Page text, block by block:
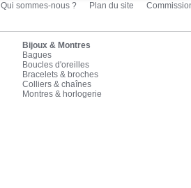
Qui sommes-nous ? Plan du site
Bijoux & Montres
Bagues
Boucles d'oreilles
Bracelets & broches
Colliers & chaînes
Montres & horlogerie